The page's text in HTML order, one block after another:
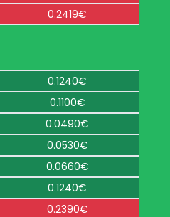
0.2419€
0.1240€
0.1100€
0.0490€
0.0530€
0.0660€
0.1240€
0.2390€